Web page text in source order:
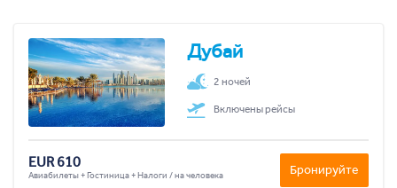
Дубай
2 ночей
Включены рейсы
EUR 610
Авиабилеты + Гостиница + Налоги / на человека Бронируйте